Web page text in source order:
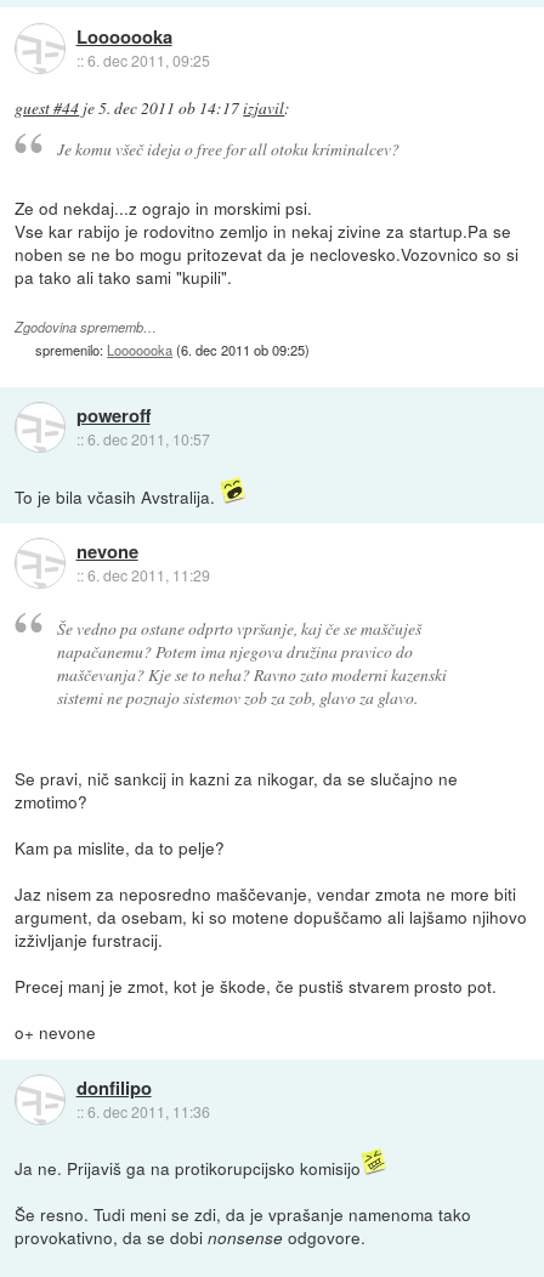
Looooooka
::6. dec 2011, 09:25
guest #44 je5. dec 2011 ob 14:17izjavil:
Je komu všeč ideja o free for all otoku kriminalcev?
Ze od nekdaj...z ograjo in morskimi psi.
Vse kar rabijo je rodovitno zemljo in nekaj zivine za startup.Pa se
noben se ne bo mogu pritozevat da je neclovesko.Vozovnico so si
pa tako ali tako sami "kupili".
Zgodovina sprememb…
spremenilo: Looooooka(6. dec 2011 ob 09:25)
poweroff
::6. dec 2011, 10:57
To je bila včasih Avstralija.
nevone
::6. dec 2011, 11:29
Še vedno pa ostane odprto vpršanje, kaj če se maščuješ
napačanemu? Potem ima njegova družina pravico do
maščevanja? Kje se to neha? Ravno zato moderni kazenski
sistemi ne poznajo sistemov zob za zob, glavo za glavo.
Se pravi, nič sankcij in kazni za nikogar, da se slučajno ne
zmotimo?
Kam pa mislite, da to pelje?
Jaz nisem za neposredno maščevanje, vendar zmota ne more biti
argument, da osebam, ki so motene dopuščamo ali lajšamo njihovo
izživljanje furstracij.
Precej manj je zmot, kot je škode, če pustiš stvarem prosto pot.
o+ nevone
donfilipo
::6. dec 2011, 11:36
Ja ne. Prijaviš ga na protikorupcijsko komisijo
Še resno. Tudi meni se zdi, da je vprašanje namenoma tako
provokativno, da se dobinonsense odgovore.